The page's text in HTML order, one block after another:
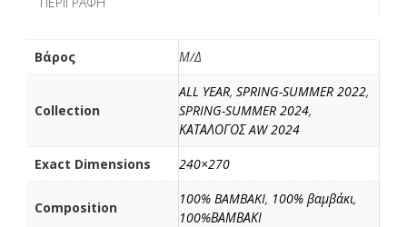
o
r
τ
Βάρος Μ/Δ
Collection
ALL YEAR, SPRING-SUMMER 2022,
SPRING-SUMMER 2024,
ΚΑΤΑΛΟΓΟΣ AW 2024
Exact Dimensions
240×270
Composition
100% BAMBAKI, 100% βαμβάκι,
100%ΒΑΜΒΑΚΙ